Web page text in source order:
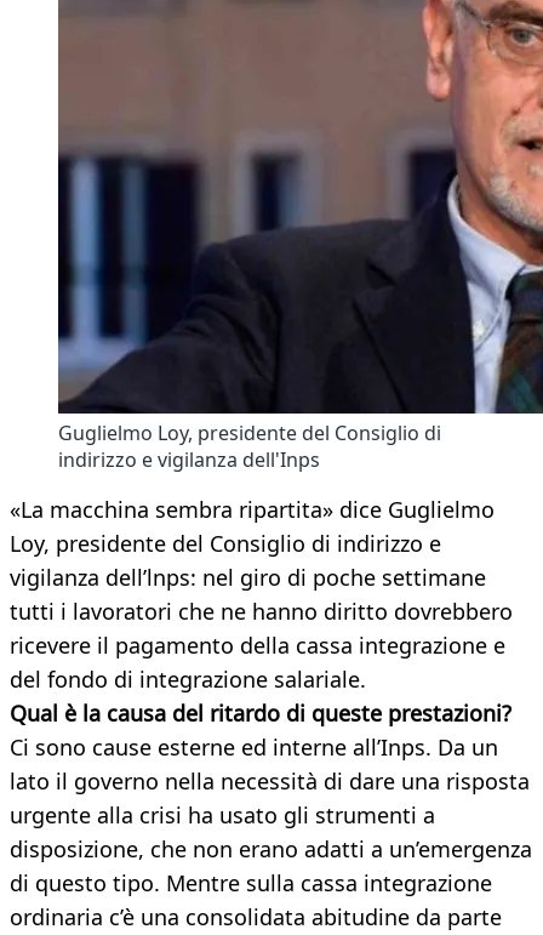
Guglielmo Loy, presidente del Consiglio di
indirizzo e vigilanza dell'Inps
«La macchina sembra ripartita» dice Guglielmo
Loy, presidente del Consiglio di indirizzo e
vigilanza dell’lnps: nel giro di poche settimane
tutti i lavoratori che ne hanno diritto dovrebbero
ricevere il pagamento della cassa integrazione e
del fondo di integrazione salariale.
Qual è la causa del ritardo di queste prestazioni?
Ci sono cause esterne ed interne all’Inps. Da un
lato il governo nella necessità di dare una risposta
urgente alla crisi ha usato gli strumenti a
disposizione, che non erano adatti a un’emergenza
di questo tipo. Mentre sulla cassa integrazione
ordinaria c’è una consolidata abitudine da parte